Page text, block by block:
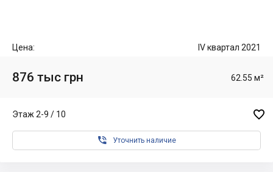
Цена: IV квартал 2021
876 тыс грн 62.55 м²
Этаж 2-9 / 10 
 Уточнить наличие